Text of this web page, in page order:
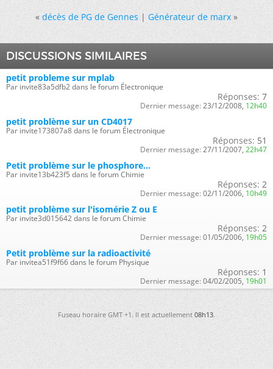
« décès de PG de Gennes|Générateur de marx »
DISCUSSIONS SIMILAIRES
petit probleme sur mplab
Par invite83a5dfb2 dans le forum Électronique
Réponses: 7
Dernier message: 23/12/2008, 12h40
petit problème sur un CD4017
Par invite173807a8 dans le forum Électronique
Réponses: 51
Dernier message: 27/11/2007, 22h47
Petit problème sur le phosphore...
Par invite13b423f5 dans le forum Chimie
Réponses: 2
Dernier message: 02/11/2006, 10h49
petit problème sur l'isomérie Z ou E
Par invite3d015642 dans le forum Chimie
Réponses: 2
Dernier message: 01/05/2006, 19h05
Petit problème sur la radioactivité
Par invitea51f9f66 dans le forum Physique
Réponses: 1
Dernier message: 04/02/2005, 19h01
Fuseau horaire GMT +1. Il est actuellement08h13.